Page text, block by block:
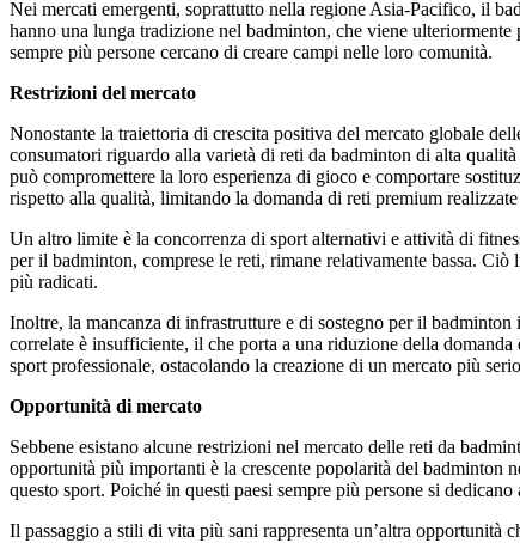
Nei mercati emergenti, soprattutto nella regione Asia-Pacifico, il
hanno una lunga tradizione nel badminton, che viene
sempre più persone cercano di creare campi nelle loro comunità.
Restrizioni del mercato
Nonostante la traiettoria di crescita positiva del mercato globale
consumatori riguardo alla varietà di reti da badminton di alta
può compromettere la loro esperienza di gioco e comportare
rispetto alla qualità, limitando la domanda di reti premium
Un altro limite è la concorrenza di sport alternativi e attività di
per il badminton, comprese le reti, rimane relativamente bassa.
più radicati.
Inoltre, la mancanza di infrastrutture e di sostegno per il
correlate è insufficiente, il che porta a una riduzione della
sport professionale, ostacolando la creazione di un mercato più
Opportunità di mercato
Sebbene esistano alcune restrizioni nel mercato delle reti da
opportunità più importanti è la crescente popolarità del badminton
questo sport. Poiché in questi paesi sempre più persone si
Il passaggio a stili di vita più sani rappresenta un’altra opportunità